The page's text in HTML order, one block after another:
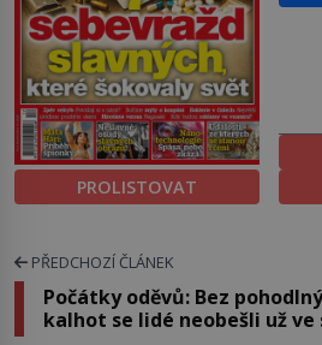
PROLISTOVAT
PŘEDCHOZÍ ČLÁNEK
Počátky oděvů: Bez
kalhot se lidé neobešli už